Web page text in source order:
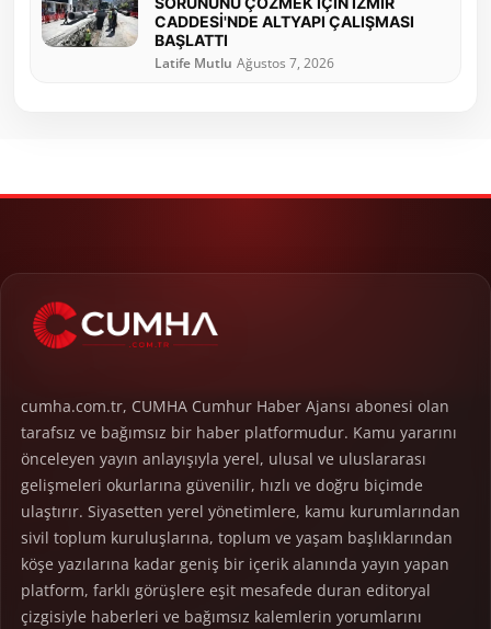
CADDESİ'NDE ALTYAPI ÇALIŞMASI
BAŞLATTI
Latife Mutlu Ağustos 7, 2026
cumha.com.tr, CUMHA Cumhur Haber Ajansı abonesi olan
tarafsız ve bağımsız bir haber platformudur. Kamu yararını
önceleyen yayın anlayışıyla yerel, ulusal ve uluslararası
gelişmeleri okurlarına güvenilir, hızlı ve doğru biçimde
ulaştırır. Siyasetten yerel yönetimlere, kamu kurumlarından
sivil toplum kuruluşlarına, toplum ve yaşam başlıklarından
köşe yazılarına kadar geniş bir içerik alanında yayın yapan
platform, farklı görüşlere eşit mesafede duran editoryal
çizgisiyle haberleri ve bağımsız kalemlerin yorumlarını